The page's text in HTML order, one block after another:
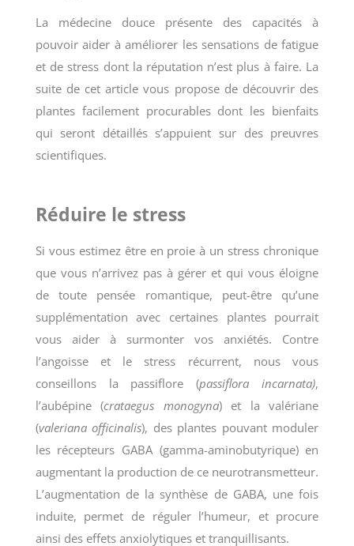
La médecine douce présente des capacités à
pouvoir aider à améliorer les sensations de fatigue
et de stress dont la réputation n’est plus à faire. La
suite de cet article vous propose de découvrir des
plantes facilement procurables dont les bienfaits
qui seront détaillés s’appuient sur des preuvres
scientifiques.
Réduire le stress
Si vous estimez être en proie à un stress chronique
que vous n’arrivez pas à gérer et qui vous éloigne
de toute pensée romantique, peut-être qu’une
supplémentation avec certaines plantes pourrait
vous aider à surmonter vos anxiétés. Contre
l’angoisse et le stress récurrent, nous vous
conseillons la passiflore (passiflora incarnata),
l’aubépine (crataegus monogyna) et la valériane
(valeriana officinalis), des plantes pouvant moduler
les récepteurs GABA (gamma-aminobutyrique) en
augmentant la production de ce neurotransmetteur.
L’augmentation de la synthèse de GABA, une fois
induite, permet de réguler l’humeur, et procure
ainsi des effets anxiolytiques et tranquillisants.